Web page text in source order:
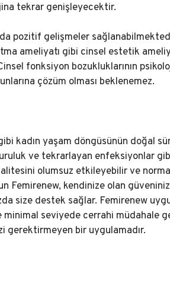
tekrar genişleyecektir.
pozitif gelişmeler
ameliyatı gibi cinsel estetik
fonksiyon bozukluklarının
çözüm olması beklenemez.
kadın yaşam döngüsünün doğal
ve tekrarlayan enfeksiyonlar
olumsuz etkileyebilir ve
Femirenew, kendinize olan
size destek sağlar. Femirenew
minimal seviyede cerrahi müdahale
gerektirmeyen bir uygulamadır.